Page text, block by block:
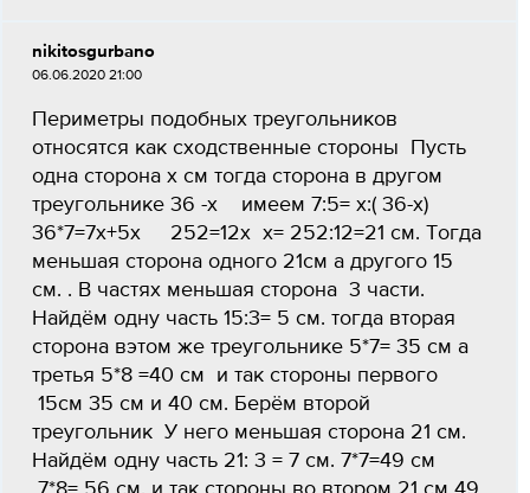
nikitosgurbano
06.06.2020 21:00
Периметры подобных треугольников
относятся как сходственные стороны Пусть
одна сторона х см тогда сторона в другом
треугольнике 36 -х имеем 7:5= х:( 36-х)
36*7=7х+5х 252=12х х= 252:12=21 см. Тогда
меньшая сторона одного 21см а другого 15
см. . В частях меньшая сторона 3 части.
Найдём одну часть 15:3= 5 см. тогда вторая
сторона вэтом же треугольнике 5*7= 35 см а
третья 5*8 =40 см и так стороны первого
15см 35 см и 40 см. Берём второй
треугольник У него меньшая сторона 21 см.
Найдём одну часть 21: 3 = 7 см. 7*7=49 см